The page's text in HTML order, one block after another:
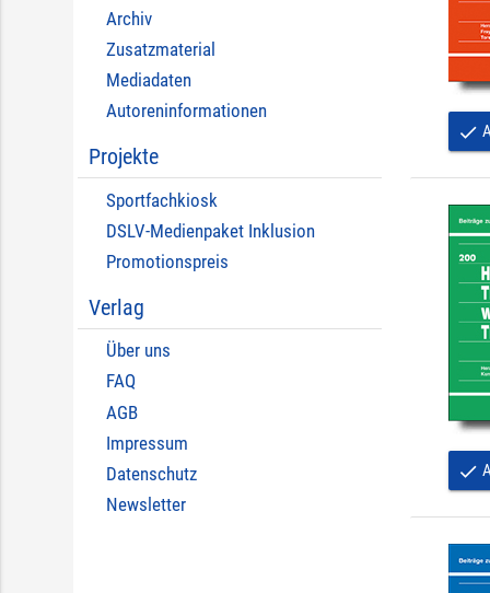
Archiv
Zusatzmaterial
Mediadaten
Autoreninformationen
Projekte
Sportfachkiosk
DSLV-Medienpaket Inklusion
Promotionspreis
Verlag
Über uns
FAQ
AGB
Impressum
Datenschutz
Newsletter
done
done